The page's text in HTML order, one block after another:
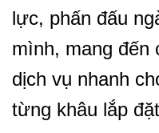
lực, phấn đấu
mình, mang đến
dịch vụ nhanh
từng khâu lắp